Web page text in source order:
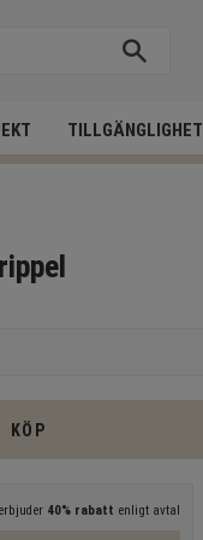
TILLGÄNGLIGHET
KÖP
40% rabatt enligt avtal